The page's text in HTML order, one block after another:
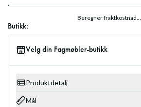
Beregner fraktkostnad...
Butikk:
Velg din Fagmøbler-butikk
Produktdetalj
Mål